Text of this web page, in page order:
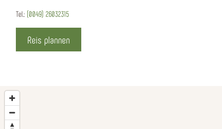
Tel.: (0049) 26032315
Reis plannen